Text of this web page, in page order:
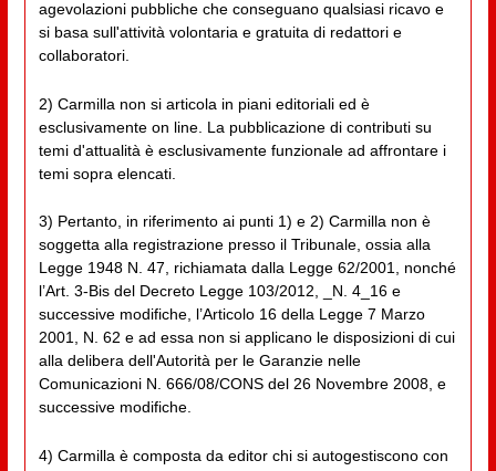
agevolazioni pubbliche che conseguano qualsiasi ricavo e
si basa sull'attività volontaria e gratuita di redattori e
collaboratori.
2) Carmilla non si articola in piani editoriali ed è
esclusivamente on line. La pubblicazione di contributi su
temi d'attualità è esclusivamente funzionale ad affrontare i
temi sopra elencati.
3) Pertanto, in riferimento ai punti 1) e 2) Carmilla non è
soggetta alla registrazione presso il Tribunale, ossia alla
Legge 1948 N. 47, richiamata dalla Legge 62/2001, nonché
l’Art. 3-Bis del Decreto Legge 103/2012, _N. 4_16 e
successive modifiche, l’Articolo 16 della Legge 7 Marzo
2001, N. 62 e ad essa non si applicano le disposizioni di cui
alla delibera dell'Autorità per le Garanzie nelle
Comunicazioni N. 666/08/CONS del 26 Novembre 2008, e
successive modifiche.
4) Carmilla è composta da editor chi si autogestiscono con